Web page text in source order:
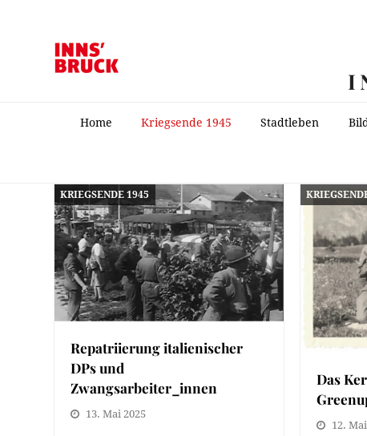
Home Kriegsende 1945 Stadtleben
KRIEGSENDE 1945
Repatriierung italienischer
DPs und
Zwangsarbeiter_innen
13. Mai 2025
Das
12.